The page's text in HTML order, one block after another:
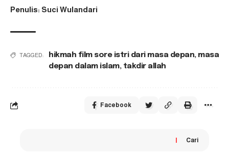
Penulis: Suci Wulandari
TAGGED: hikmah film sore istri dari masa depan, masa
depan dalam islam, takdir allah
Facebook
Cari